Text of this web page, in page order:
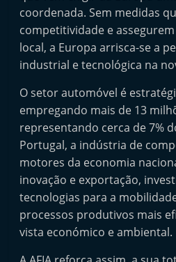
ó
v
e
l
e
m
P
o
r
t
u
g
coordenada. Sem medidas
competitividade e
local, a Europa arrisca-se a
industrial e tecnológica na
O setor automóvel é
empregando mais de 13
representando cerca de 7%
Portugal, a indústria de
motores da economia
inovação e exportação,
tecnologias para a
processos produtivos mais
vista económico e ambiental.